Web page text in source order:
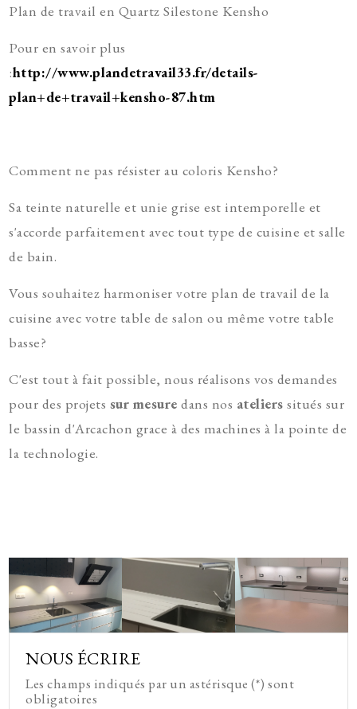
Plan de travail en Quartz Silestone Kensho
Pour en savoir plus
:http://www.plandetravail33.fr/details-
plan+de+travail+kensho-87.htm
Comment ne pas résister au coloris Kensho?
Sa teinte naturelle et unie grise est intemporelle et
s'accorde parfaitement avec tout type de cuisine et salle
de bain.
Vous souhaitez harmoniser votre plan de travail de la
cuisine avec votre table de salon ou même votre table
basse?
C'est tout à fait possible, nous réalisons vos demandes
pour des projets sur mesuredans nos ateliers situés sur
le bassin d'Arcachon grace à des machines à la pointe de
la technologie.
NOUS ÉCRIRE
Les champs indiqués par un astérisque (*) sont
obligatoires